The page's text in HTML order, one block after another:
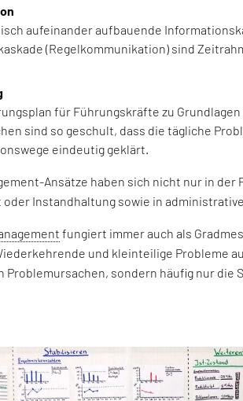
aufeinander aufbauende
(Regelkommunikation) sind
für Führungskräfte zu
sind so geschult, dass die tägliche
eindeutig geklärt.
Ansätze haben sich nicht nur in
oder Instandhaltung sowie in
fungiert immer auch als
und kleinteilige Probleme
Problemursachen, sondern häufig nur die